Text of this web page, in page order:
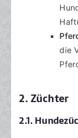
die
2. Züchter
2.1.